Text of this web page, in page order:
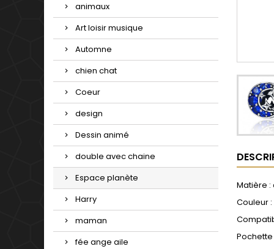
animaux
Art loisir musique
Automne
chien chat
Coeur
design
Dessin animé
double avec chaine
Espace planète
Harry
maman
fée ange aile
Matière :
Couleur